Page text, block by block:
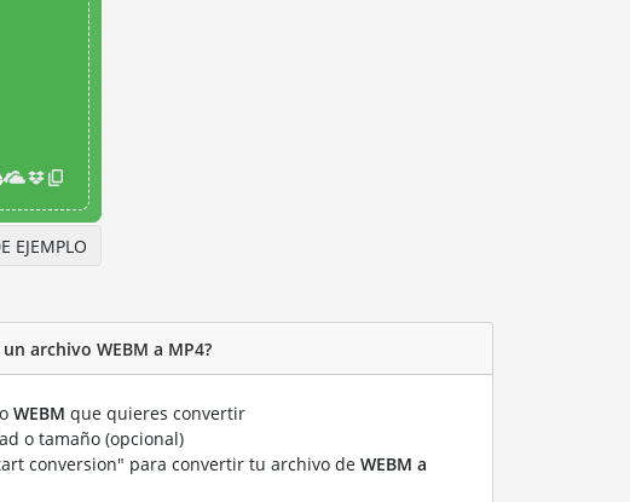
EJEMPLO
archivo WEBM a MP4?
WEBM que quieres convertir
o tamaño (opcional)
conversion" para convertir tu archivo de WEBM a